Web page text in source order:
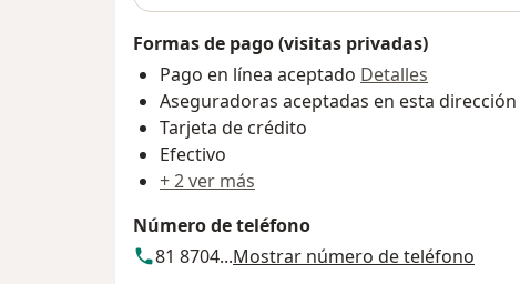
Formas de pago (visitas privadas)
Pago en línea aceptado Detalles
Aseguradoras aceptadas en esta dirección
Tarjeta de crédito
Efectivo
+ 2 ver más
Número de teléfono
81 8704...Mostrar número de teléfono